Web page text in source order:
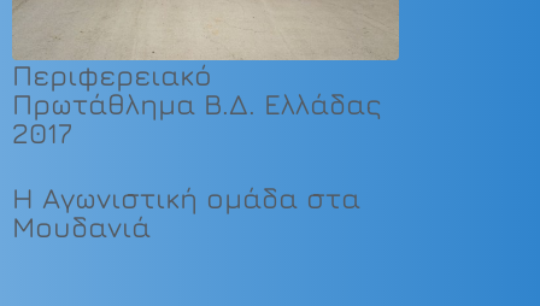
Περιφερειακό
Πρωτάθλημα Β.Δ. Ελλάδας
2017
Η Αγωνιστική ομάδα στα
Μουδανιά